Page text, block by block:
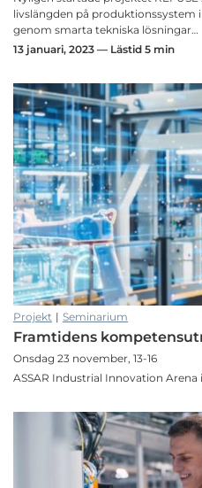
livslängden på produktionssystem
genom smarta tekniska lösningar…
13 januari, 2023 — Lästid 5 min
Projekt | Seminarium
Framtidens
Onsdag 23 november, 13-16
ASSAR Industrial Innovation Arena